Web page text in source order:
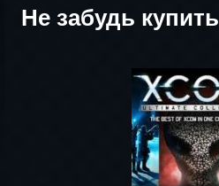
Не забудь купить